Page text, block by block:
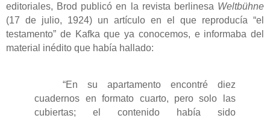
editoriales, Brod publicó en la revista berlinesa Weltbühne
(17 de julio, 1924) un artículo en el que reproducía “el
testamento” de Kafka que ya conocemos, e informaba del
material inédito que había hallado:
“En su apartamento encontré diez
cuadernos en formato cuarto, pero solo las
cubiertas; el contenido había sido